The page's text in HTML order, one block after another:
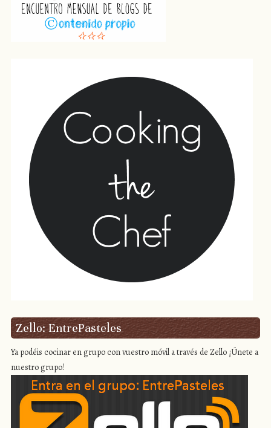
Zello: EntrePasteles
Ya podéis cocinar en grupo con vuestro móvil a través de Zello ¡Únete a
nuestro grupo!